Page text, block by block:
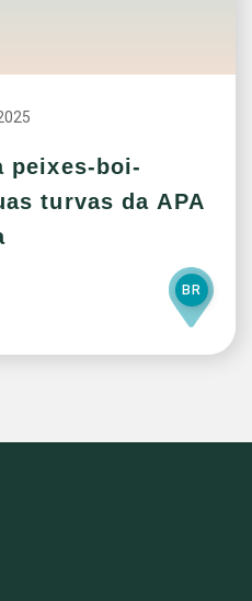
peixes-boi-
turvas da APA
BR